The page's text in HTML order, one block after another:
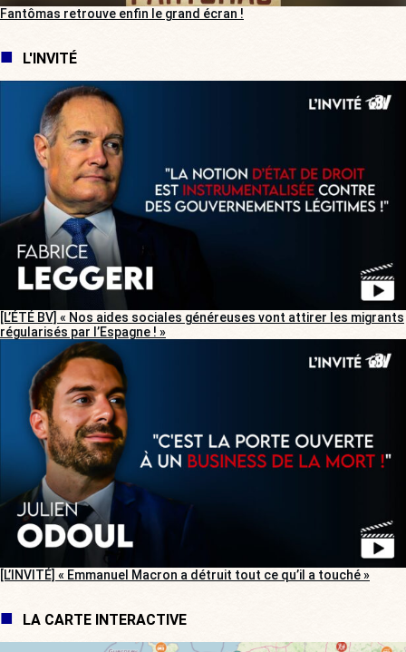
Fantômas retrouve enfin le grand écran !
L'INVITÉ
[L’ÉTÉ BV] « Nos aides sociales généreuses vont attirer les migrants
régularisés par l’Espagne ! »
[L’INVITÉ] « Emmanuel Macron a détruit tout ce qu’il a touché »
LA CARTE INTERACTIVE